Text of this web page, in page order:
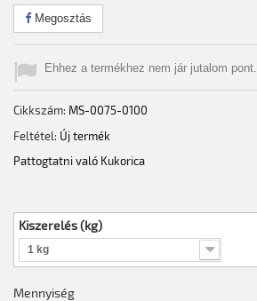
Megosztás
Ehhez a termékhez nem jár jutalom pont.
Cikkszám: MS-0075-0100
Feltétel: Új termék
Pattogtatni való Kukorica
Kiszerelés (kg)
1 kg
Mennyiség